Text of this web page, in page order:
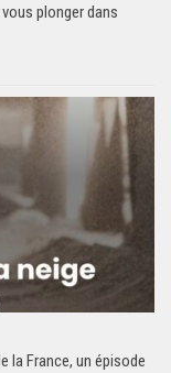
plonger dans
la France, un épisode